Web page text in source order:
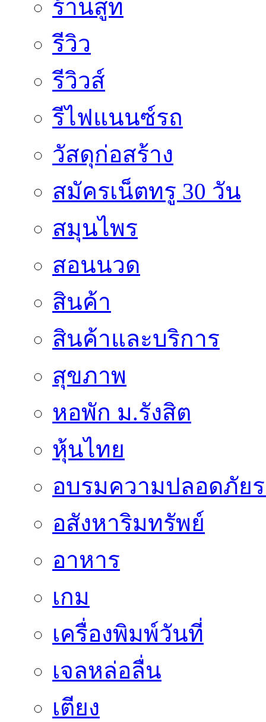
ร้านสูท
รีวิว
รีวิวส์
รีไฟแนนซ์รถ
วัสดุก่อสร้าง
สมัครเน็ตทรู 30 วัน
สมุนไพร
สอนนวด
สินค้า
สินค้าและบริการ
สุขภาพ
หอพัก ม.รังสิต
หุ้นไทย
อบรมความปลอดภัย
อสังหาริมทรัพย์
อาหาร
เกม
เครื่องพิมพ์วันที่
เจลหล่อลื่น
เตียง